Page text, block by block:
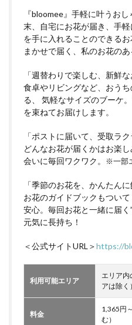
『bloomee』手軽に叶うお
末、自宅にお花が届き、手
を手に入れることのできる
まかせで届く、私のお花のあ
「週替わりで楽しむ、新鮮な
食卓やリビングなど、おう
る、 気軽なサイズのブーケ
を束ねてお届けします。
「ポストに届いて、受取ラク
どんなお花が届くかはお楽
会いに毎回ワクワク。
※一部
「季節のお花を、かんたんに
お花のガイドブックもつい
安心。毎回お花と一緒に届く
元気に長持ち！
＜公式サイトURL＞https://
利用可能エリア
エリア内
アは除く）
料金
1,365円
む）